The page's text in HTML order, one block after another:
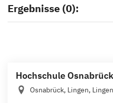
Ergebnisse (0):
Hochschule Osnabrück
Osnabrück, Lingen,